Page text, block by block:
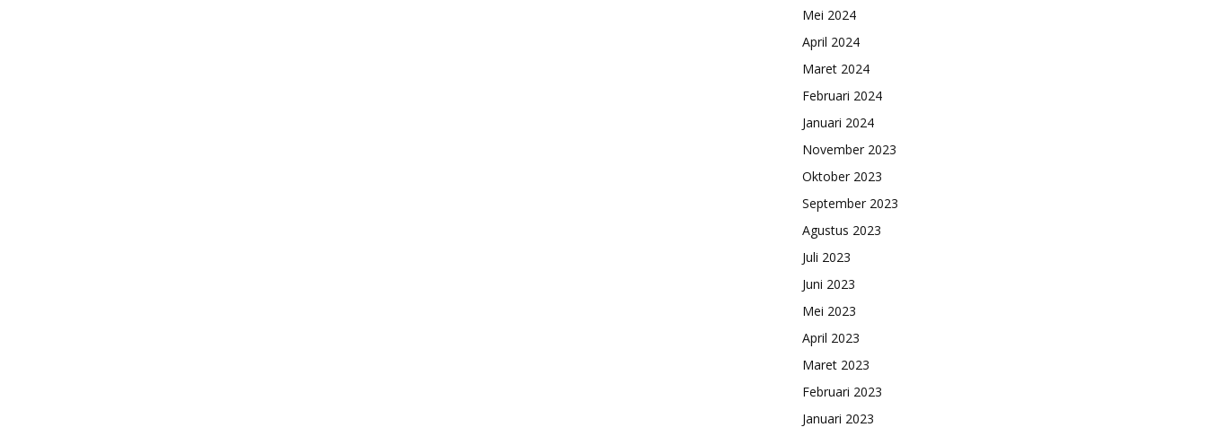
Mei 2024
April 2024
Maret 2024
Februari 2024
Januari 2024
November 2023
Oktober 2023
September 2023
Agustus 2023
Juli 2023
Juni 2023
Mei 2023
April 2023
Maret 2023
Februari 2023
Januari 2023